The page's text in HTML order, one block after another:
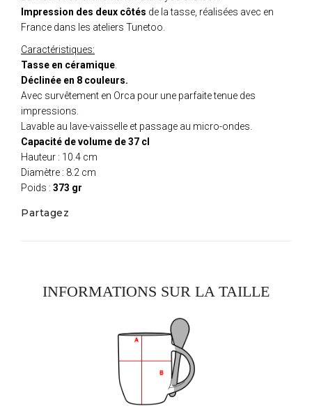
Impression des deux côtés de la tasse, réalisées avec en
France dans les ateliers Tunetoo.
Caractéristiques:
Tasse en céramique
Déclinée en 8 couleurs.
Avec survêtement en Orca pour une parfaite tenue des
impressions.
Lavable au lave-vaisselle et passage au micro-ondes.
Capacité de volume de 37 cl
Hauteur : 10.4 cm
Diamètre : 8.2 cm
Poids : 373 gr
Partagez
INFORMATIONS SUR LA TAILLE